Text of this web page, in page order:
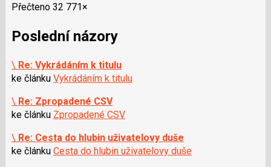
Přečteno 32 771×
Poslední názory
\ Re: Vykrádáním k titulu
ke článku Vykrádáním k titulu
\ Re: Zpropadené CSV
ke článku Zpropadené CSV
\ Re: Cesta do hlubin uživatelovy duše
ke článku Cesta do hlubin uživatelovy duše